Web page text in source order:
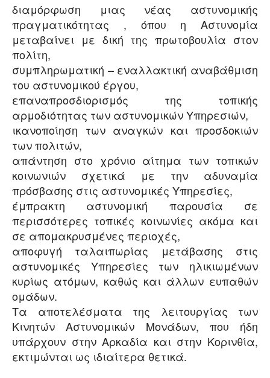
διαμόρφωση μιας νέας αστυνομικής
πραγματικότητας , όπου η Αστυνομία
μεταβαίνει με δική της πρωτοβουλία στον
πολίτη,
συμπληρωματική – εναλλακτική αναβάθμιση
του αστυνομικού έργου,
επαναπροσδιορισμός της τοπικής
αρμοδιότητας των αστυνομικών Υπηρεσιών,
ικανοποίηση των αναγκών και προσδοκιών
των πολιτών,
απάντηση στο χρόνιο αίτημα των τοπικών
κοινωνιών σχετικά με την αδυναμία
πρόσβασης στις αστυνομικές Υπηρεσίες,
έμπρακτη αστυνομική παρουσία σε
περισσότερες τοπικές κοινωνίες ακόμα και
σε απομακρυσμένες περιοχές,
αποφυγή ταλαιπωρίας μετάβασης στις
αστυνομικές Υπηρεσίες των ηλικιωμένων
κυρίως ατόμων, καθώς και άλλων ευπαθών
ομάδων.
Τα αποτελέσματα της λειτουργίας των
Κινητών Αστυνομικών Μονάδων, που ήδη
υπάρχουν στην Αρκαδία και στην Κορινθία,
εκτιμώνται ως ιδιαίτερα θετικά.